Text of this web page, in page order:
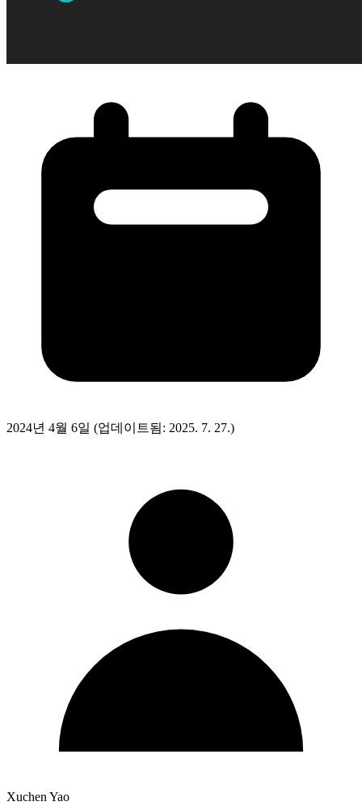
2024년 4월 6일 (업데이트됨: 2025. 7. 27.)
Xuchen Yao